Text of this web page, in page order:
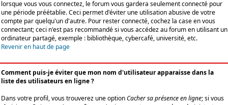
lorsque vous vous connectez, le forum vous gardera seulement connecté pour
une période préétablie. Ceci permet d'éviter une utilisation abusive de votre
compte par quelqu'un d'autre. Pour rester connecté, cochez la case en vous
connectant; ceci n'est pas recommandé si vous accédez au forum en utilisant un
ordinateur partagé, exemple : bibliothèque, cybercafé, université, etc.
Revenir en haut de page
Comment puis-je éviter que mon nom d'utilisateur apparaisse dans la
liste des utilisateurs en ligne ?
Dans votre profil, vous trouverez une optionCacher sa présence en ligne; si vous